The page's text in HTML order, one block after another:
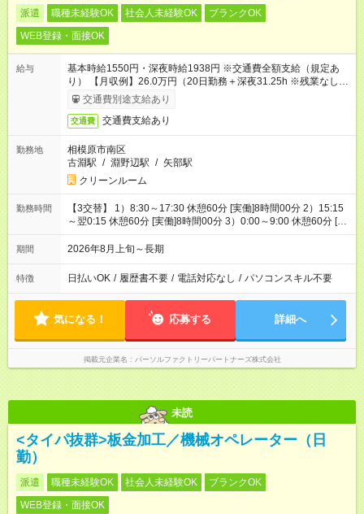
派遣 職種未経験OK 社会人未経験OK
ブランクOK
WEB登録・面接OK
給与
基本時給1550円・深夜時給1938円 ※交通費全額支給（規定あ
り） 【月収例】26.0万円（20日勤務＋深夜31.25h ※残業なしの
場合）交通費別途支給あり
交通費 交通費支給あり
勤務地
相模原市南区
古淵駅 / 淵野辺駅 / 矢部駅
クリーンルーム
勤務時間
【3交替】 1）8:30～17:30 休憩60分 [実働]8時間00分 2）15:15
～翌0:15 休憩60分 [実働]8時間00分 3）0:00～9:00 休憩60分 [実
働]8時間00分
期間 2026年8月上旬～長期
特徴 日払いOK / 履歴書不要 / 電話対応なし / パソコンスキル不要
気になる！ 応募する 詳細へ
掲載元企業名 パーソルファクトリーパートナーズ株式会社
未読
<タイパ抜群>板金加工／機械オペレーター（日
勤）
派遣 職種未経験OK 社会人未経験OK
ブランクOK
WEB登録・面接OK